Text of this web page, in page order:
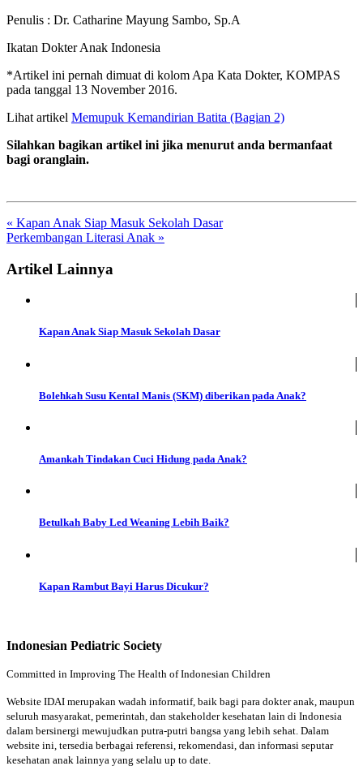
Penulis : Dr. Catharine Mayung Sambo, Sp.A
Ikatan Dokter Anak Indonesia
*Artikel ini pernah dimuat di kolom Apa Kata Dokter, KOMPAS
pada tanggal 13 November 2016.
Lihat artikel Memupuk Kemandirian Batita (Bagian 2)
Silahkan bagikan artikel ini jika menurut anda bermanfaat
bagi oranglain.
« Kapan Anak Siap Masuk Sekolah Dasar
Perkembangan Literasi Anak »
Artikel Lainnya
Kapan Anak Siap Masuk Sekolah Dasar
Bolehkah Susu Kental Manis (SKM) diberikan pada Anak?
Amankah Tindakan Cuci Hidung pada Anak?
Betulkah Baby Led Weaning Lebih Baik?
Kapan Rambut Bayi Harus Dicukur?
Indonesian Pediatric Society
Committed in Improving The Health of Indonesian Children
Website IDAI merupakan wadah informatif, baik bagi para dokter anak, maupun
seluruh masyarakat, pemerintah, dan stakeholder kesehatan lain di Indonesia
dalam bersinergi mewujudkan putra-putri bangsa yang lebih sehat. Dalam
website ini, tersedia berbagai referensi, rekomendasi, dan informasi seputar
kesehatan anak lainnya yang selalu up to date.